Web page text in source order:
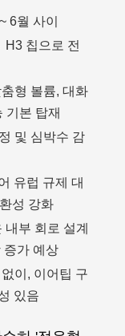
6월 사이
칩으로 전
형 볼륨, 대화
기본 탑재
및 심박수 감
유럽 규제 대
성 강화
내부 회로 설계
증가 예상
이, 이어팁 구
있음